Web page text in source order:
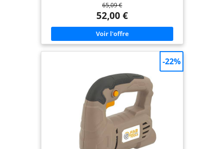
l'acier grâce au puissant moteur de 500 watts
Travail efficace : changement de lame de scie
sauteuse sans outil en quelques secondes Sciage
confortable et contrôlé grâce à une vibration
minimale de la scie à bois Livré avec : PST 650, 1
lame de scie sauteuse pour bois (T 144 D), mallette
65,09 €
52,00 €
-22%